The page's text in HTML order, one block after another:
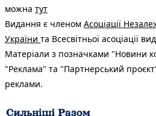
можна тут
Видання є членом Асоціації
України та Всесвітньої асоціації
Матеріали з позначками "Новини
"Реклама" та "Партнерський
реклами.